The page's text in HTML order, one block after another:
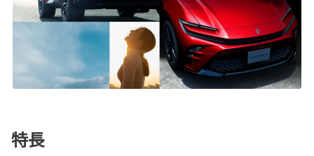
特長